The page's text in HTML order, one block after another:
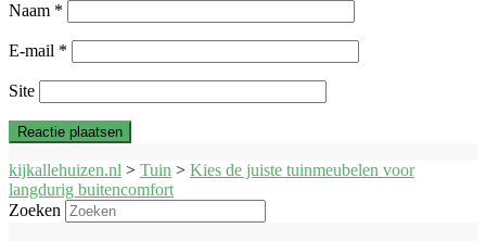
Naam *
E-mail *
Site
kijkallehuizen.nl > Tuin > Kies de juiste tuinmeubelen voor
langdurig buitencomfort
Zoeken